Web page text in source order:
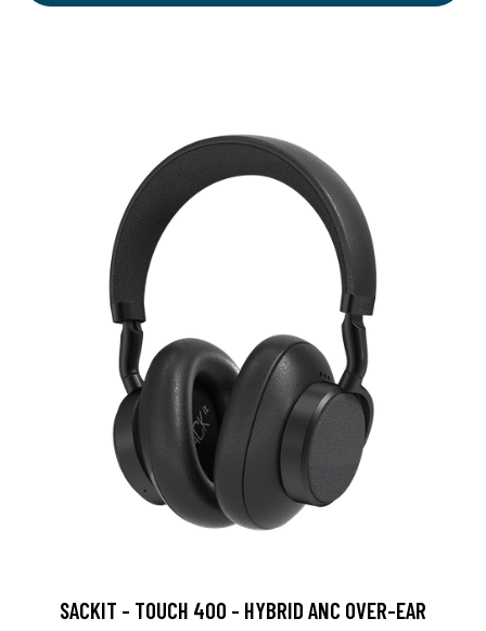
SACKIT - TOUCH 400 - HYBRID ANC OVER-EAR